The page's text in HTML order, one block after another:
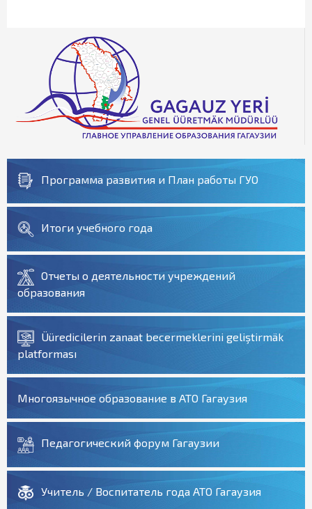
Программа развития и План работы ГУО
Итоги учебного года
Отчеты о деятельности учреждений
образования
Üüredicilerin zanaat becermeklerini geliştirmäk
platforması
Многоязычное образование в АТО Гагаузия
Педагогический форум Гагаузии
Учитель / Воспитатель года АТО Гагаузия